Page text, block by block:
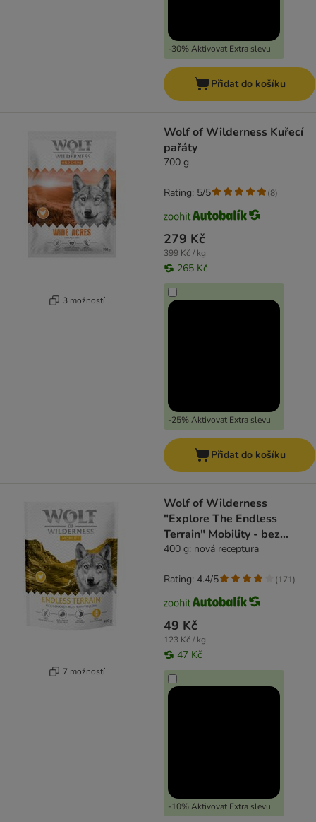
-30% Aktivovat Extra slevu
Přidat do košíku
3 možností
Wolf of Wilderness Kuřecí
pařáty
700 g
279 Kč
399 Kč / kg
265 Kč
-25% Aktivovat Extra slevu
Rating: 5/5 (8)
Přidat do košíku
7 možností
Wolf of Wilderness
"Explore The Endless
Terrain" Mobility - bez
obilovin
400 g: nová receptura
49 Kč
123 Kč / kg
47 Kč
-10% Aktivovat Extra slevu
Rating: 4.4/5 (171)